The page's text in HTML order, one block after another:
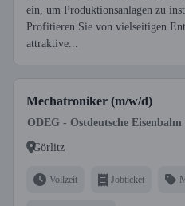
ein, um Produktionsanlagen zu
Profitieren Sie von vielseitigen
attraktive...
Mechatroniker (m/w/d)
ODEG - Ostdeutsche
Görlitz
Vollzeit Jobticket